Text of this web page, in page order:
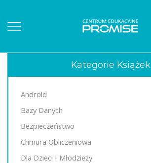
Kategorie Książek
Android
Bazy Danych
Bezpieczeństwo
Chmura Obliczeniowa
Dla Dzieci I Młodzieży